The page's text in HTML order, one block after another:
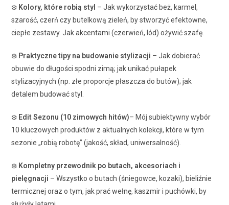
❄️ Kolory, które robią styl – Jak wykorzystać beż, karmel,
szarość, czerń czy butelkową zieleń, by stworzyć efektowne,
ciepłe zestawy. Jak akcentami (czerwień, lód) ożywić szafę.
❄️ Praktyczne tipy na budowanie stylizacji – Jak dobierać
obuwie do długości spodni zimą; jak unikać pułapek
stylizacyjnych (np. złe proporcje płaszcza do butów); jak
detalem budować styl.
❄️ Edit Sezonu (10 zimowych hitów)– Mój subiektywny wybór
10 kluczowych produktów z aktualnych kolekcji, które w tym
sezonie „robią robotę” (jakość, skład, uniwersalność).
❄️ Kompletny przewodnik po butach, akcesoriach i
pielęgnacji – Wszystko o butach (śniegowce, kozaki), bieliźnie
termicznej oraz o tym, jak prać wełnę, kaszmir i puchówki, by